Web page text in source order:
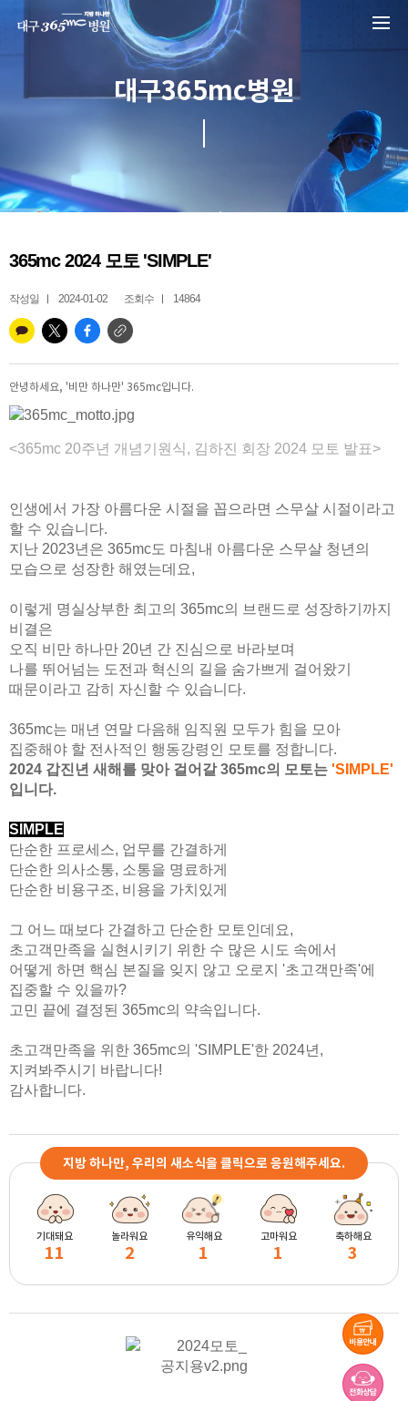
대구365mc병원
365mc 2024 모토 'SIMPLE'
작성일 2024-01-02 조회수 14864
안녕하세요, '비만 하나만' 365mc입니다.
<365mc 20주년 개념기원식, 김하진 회장 2024 모토 발표>
인생에서 가장 아름다운 시절을 꼽으라면 스무살 시절이라고
할 수 있습니다.
지난 2023년은 365mc도 마침내 아름다운 스무살 청년의
모습으로 성장한 해였는데요,
이렇게 명실상부한 최고의 365mc의 브랜드로 성장하기까지
비결은
오직 비만 하나만 20년 간 진심으로 바라보며
나를 뛰어넘는 도전과 혁신의 길을 숨가쁘게 걸어왔기
때문이라고 감히 자신할 수 있습니다.
365mc는 매년 연말 다음해 임직원 모두가 힘을 모아
집중해야 할 전사적인 행동강령인 모토를 정합니다.
2024 갑진년 새해를 맞아 걸어갈 365mc의 모토는 'SIMPLE'
입니다.
SIMPLE
단순한 프로세스, 업무를 간결하게
단순한 의사소통, 소통을 명료하게
단순한 비용구조, 비용을 가치있게
그 어느 때보다 간결하고 단순한 모토인데요,
초고객만족을 실현시키기 위한 수 많은 시도 속에서
어떻게 하면 핵심 본질을 잊지 않고 오로지 '초고객만족'에
집중할 수 있을까?
고민 끝에 결정된 365mc의 약속입니다.
초고객만족을 위한 365mc의 'SIMPLE'한 2024년,
지켜봐주시기 바랍니다!
감사합니다.
지방 하나만, 우리의 새소식을 클릭으로 응원해주세요.
기대돼요
11
놀라워요
2
유익해요
1
고마워요
1
축하해요
3